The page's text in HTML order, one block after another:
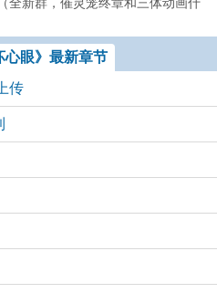
全新群，催灵笼终章和三体动画什
心眼》最新章节
传